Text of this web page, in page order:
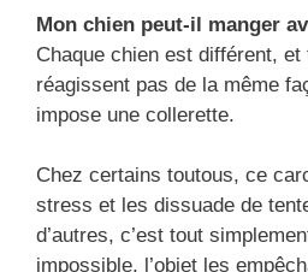
Mon chien peut-il manger
Chaque chien est différent,
réagissent pas de la même
impose une collerette.
Chez certains toutous, ce
stress et les dissuade de
d’autres, c’est tout
impossible, l’objet les